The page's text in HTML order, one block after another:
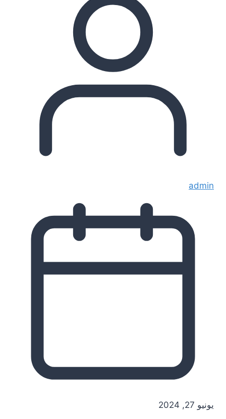
admin
يونيو 27, 2024